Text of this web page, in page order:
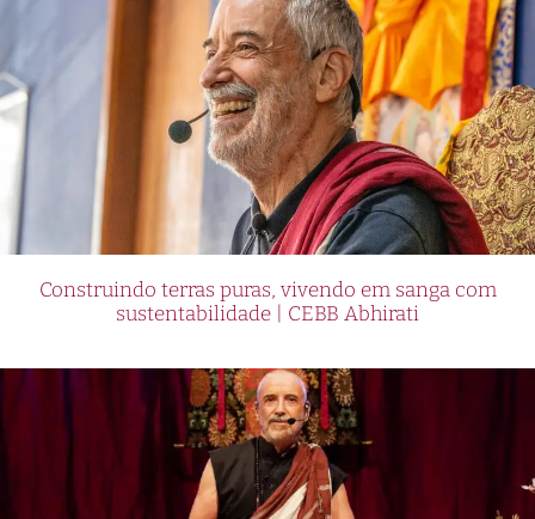
Construindo terras puras, vivendo em sanga com
sustentabilidade | CEBB Abhirati